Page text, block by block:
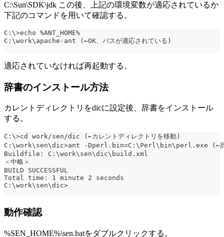
C:\Sun\SDK\jdk この後、上記の環境変数が適応されているか
下記のコマンドを用いて確認する。
C:\>echo %ANT_HOME%
C:\work\apache-ant (←OK、パスが適応されている)
適応されていなければ再起動する。
辞書のインストール方法
カレントディレクトリをdicに設定後、辞書をインストール
する。
C:\>cd work/sen/dic (←カレントディレクトリを移動)
C:\work\sen\dic>ant -Dperl.bin=C:\Perl\bin\perl.exe (←辞書
Buildfile: C:\work\sen\dic\build.xml
＜中略＞
BUILD SUCCESSFUL
Total time: 1 minute 2 seconds
C:\work\sen\dic>
動作確認
%SEN_HOME%\sen.batをダブルクリックする。